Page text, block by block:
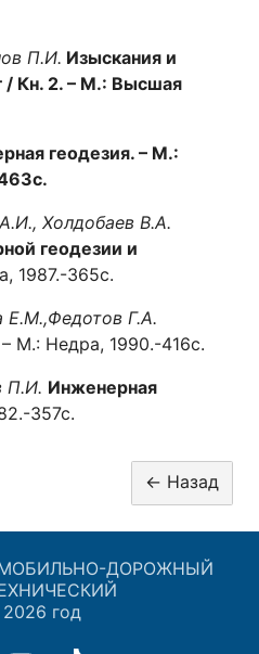
П.И. Изыскания и
/ Кн. 2. – М.: Высшая
геодезия. – М.:
Холдобаев В.А.
геодезии и
1987.-365с.
Е.М.,Федотов Г.А.
– М.: Недра, 1990.-416с.
П.И. Инженерная
357с.
ДОРОЖНЫЙ
год